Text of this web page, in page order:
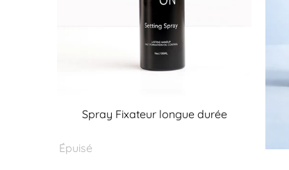
Spray Fixateur longue durée
Épuisé